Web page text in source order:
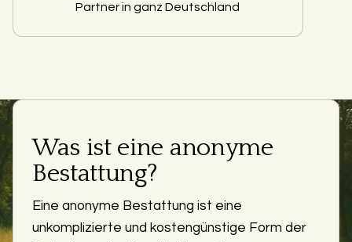
Partner in ganz Deutschland
Was ist eine anonyme
Bestattung?
Eine anonyme Bestattung ist eine
unkomplizierte und kostengünstige Form der